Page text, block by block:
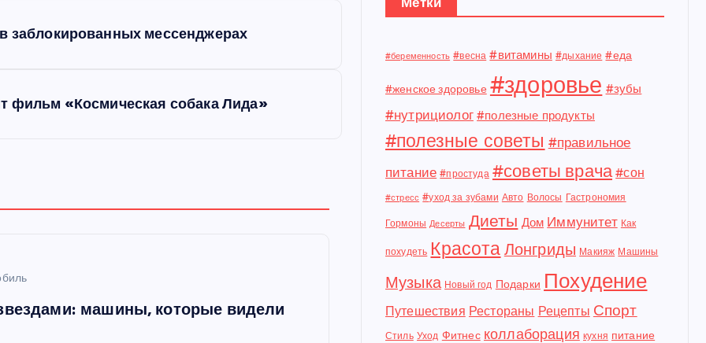
заблокированных мессенджерах
фильм «Космическая собака Лида»
машины, которые видели
#беременность #весна #витамины #дыхание #еда
#женское здоровье #здоровье #зубы
#нутрициолог #полезные продукты
#полезные советы #правильное
питание #простуда #советы врача #сон
#стресс #уход за зубами Авто Волосы Гастрономия
Гормоны Десерты Диеты Дом Иммунитет Как
похудеть Красота Лонгриды Макияж Машины
Музыка Новый год Подарки Похудение
Путешествия Рестораны Рецепты Спорт
Стиль Уход Фитнес коллаборация кухня питание